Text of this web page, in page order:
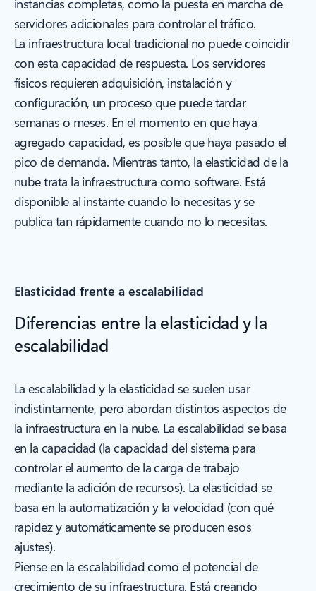
instancias completas, como la puesta en marcha de
servidores adicionales para controlar el tráfico.
La infraestructura local tradicional no puede coincidir
con esta capacidad de respuesta. Los servidores
físicos requieren adquisición, instalación y
configuración, un proceso que puede tardar
semanas o meses. En el momento en que haya
agregado capacidad, es posible que haya pasado el
pico de demanda. Mientras tanto, la elasticidad de la
nube trata la infraestructura como software. Está
disponible al instante cuando lo necesitas y se
publica tan rápidamente cuando no lo necesitas.
Elasticidad frente a escalabilidad
Diferencias entre la elasticidad y la
escalabilidad
La escalabilidad y la elasticidad se suelen usar
indistintamente, pero abordan distintos aspectos de
la infraestructura en la nube. La escalabilidad se basa
en la capacidad (la capacidad del sistema para
controlar el aumento de la carga de trabajo
mediante la adición de recursos). La elasticidad se
basa en la automatización y la velocidad (con qué
rapidez y automáticamente se producen esos
ajustes).
Piense en la escalabilidad como el potencial de
crecimiento de su infraestructura. Está creando